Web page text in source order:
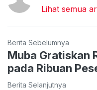
Lihat semua
Berita Sebelumnya
Muba Gratiskan
pada Ribuan
Berita Selanjutnya